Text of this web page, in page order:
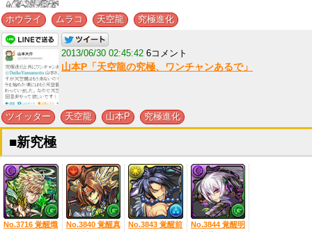
ホウライ ムラコ 天空龍 究極進化
2013/06/30 02:45:42 6コメント
山本P「天空龍の究極、ワンチャンあるで」
ツイッター 天空龍 山本P 究極進化
■新究極
No.3716 覚醒熾
No.3840 覚醒真
No.3843 覚醒前
No.3844 覚醒明